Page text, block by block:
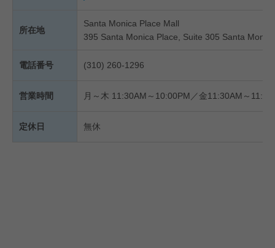
所在地
Santa Monica Place Mall
395 Santa Monica Place, Suite 305 Santa
電話番号 (310) 260-1296
営業時間 月～木 11:30AM～10:00PM／金11:30AM～
定休日 無休